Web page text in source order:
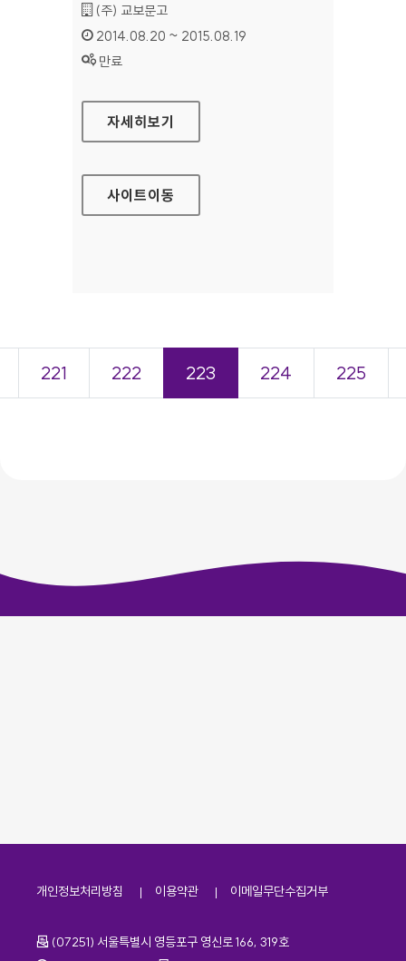
기관명 :
(주) 교보문고
인증기간 :
2014.08.20 ~ 2015.08.19
상태 :
만료
교보문고 전자도서관 홈페이지
자세히보기
사이트이동
221 222 223 224 225
개인정보처리방침 이용약관 이메일무단수집거부
주소
(07251) 서울특별시 영등포구 영신로 166, 319호